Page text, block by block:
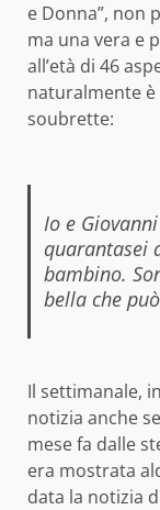
e Donna”, non
ma una vera e
all’età di 46
naturalmente
soubrette:
Io e
quarantasei
bambino.
bella che
Il settimanale,
notizia anche
mese fa dalle
era mostrata
data la notizia